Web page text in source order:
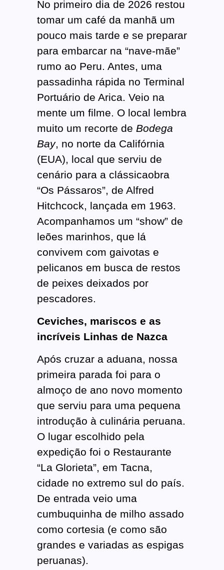
No primeiro dia de 2026 restou
tomar um café da manhã um
pouco mais tarde e se preparar
para embarcar na “nave-mãe”
rumo ao Peru. Antes, uma
passadinha rápida no Terminal
Portuário de Arica. Veio na
mente um filme. O local lembra
muito um recorte de Bodega
Bay, no norte da Califórnia
(EUA), local que serviu de
cenário para a clássicaobra
“Os Pássaros”, de Alfred
Hitchcock, lançada em 1963.
Acompanhamos um “show” de
leões marinhos, que lá
convivem com gaivotas e
pelicanos em busca de restos
de peixes deixados por
pescadores.
Ceviches, mariscos e as
incríveis Linhas de Nazca
Após cruzar a aduana, nossa
primeira parada foi para o
almoço de ano novo momento
que serviu para uma pequena
introdução à culinária peruana.
O lugar escolhido pela
expedição foi o Restaurante
“La Glorieta”, em Tacna,
cidade no extremo sul do país.
De entrada veio uma
cumbuquinha de milho assado
como cortesia (e como são
grandes e variadas as espigas
peruanas).